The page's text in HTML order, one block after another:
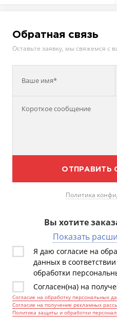
Обратная связь
Оставьте заявку, мы свяжемся с
Ваше имя*
ОТПРАВИТЬ
Вы хотите
Показать
Политика
Я даю согласие на
данных в
обработки
Согласен(на) на
Согласие на обработку персональных
Согласие на получение рекламных
Политика защиты и обработки